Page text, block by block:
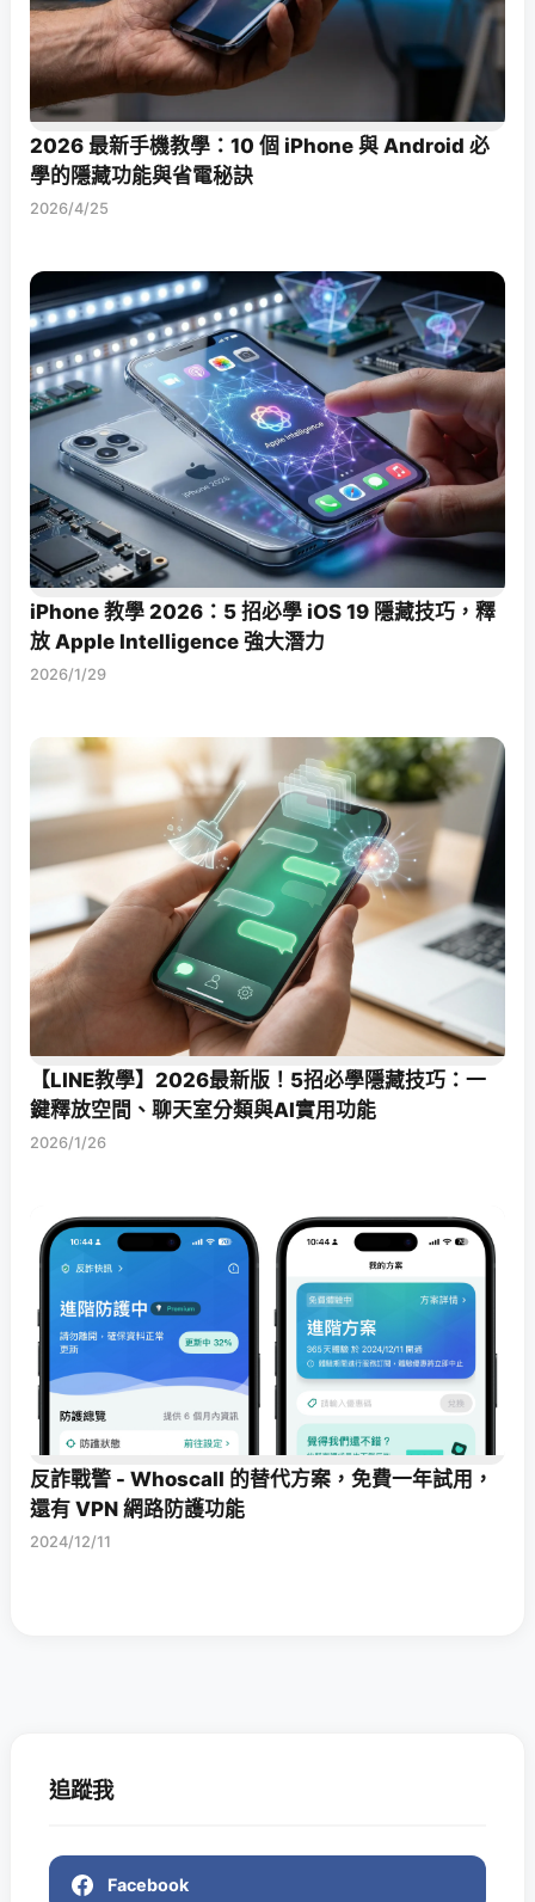
2026 最新手機教學：10 個 iPhone 與 Android 必
學的隱藏功能與省電秘訣
2026/4/25
iPhone 教學 2026：5 招必學 iOS 19 隱藏技巧，釋
放 Apple Intelligence 強大潛力
2026/1/29
【LINE教學】2026最新版！5招必學隱藏技巧：一
鍵釋放空間、聊天室分類與AI實用功能
2026/1/26
反詐戰警 - Whoscall 的替代方案，免費一年試用，
還有 VPN 網路防護功能
2024/12/11
追蹤我
Facebook